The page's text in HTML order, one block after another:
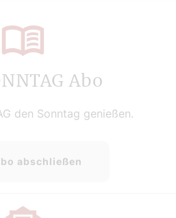
Abo
den Sonntag genießen.
abschließen